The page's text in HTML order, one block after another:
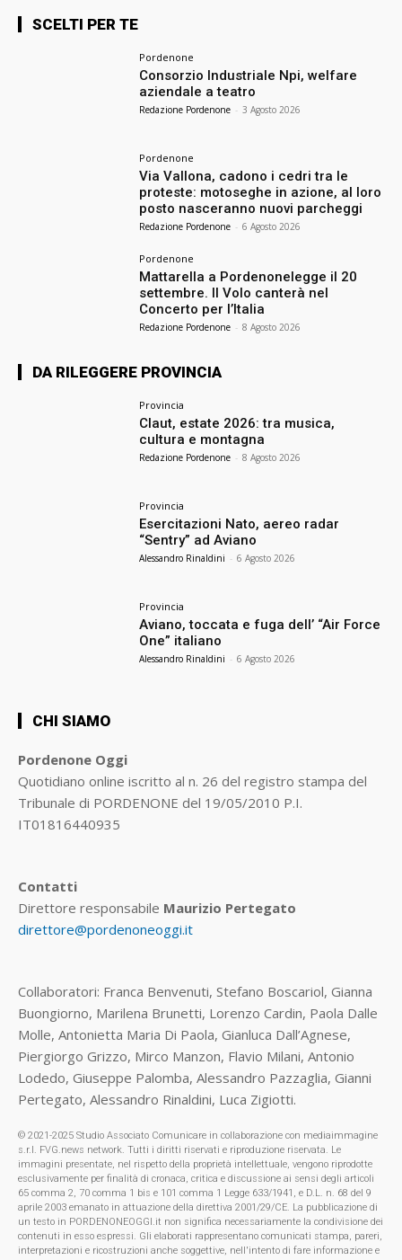
SCELTI PER TE
Pordenone
Consorzio Industriale Npi, welfare
aziendale a teatro
Redazione Pordenone - 3 Agosto 2026
Pordenone
Via Vallona, cadono i cedri tra le
proteste: motoseghe in azione, al loro
posto nasceranno nuovi parcheggi
Redazione Pordenone - 6 Agosto 2026
Pordenone
Mattarella a Pordenonelegge il 20
settembre. Il Volo canterà nel
Concerto per l’Italia
Redazione Pordenone - 8 Agosto 2026
DA RILEGGERE PROVINCIA
Provincia
Claut, estate 2026: tra musica,
cultura e montagna
Redazione Pordenone - 8 Agosto 2026
Provincia
Esercitazioni Nato, aereo radar
“Sentry” ad Aviano
Alessandro Rinaldini - 6 Agosto 2026
Provincia
Aviano, toccata e fuga dell’ “Air Force
One” italiano
Alessandro Rinaldini - 6 Agosto 2026
CHI SIAMO
Pordenone Oggi
Quotidiano online iscritto al n. 26 del registro stampa del
Tribunale di PORDENONE del 19/05/2010 P.I.
IT01816440935
Contatti
Direttore responsabile Maurizio Pertegato
direttore@pordenoneoggi.it
Collaboratori: Franca Benvenuti, Stefano Boscariol, Gianna
Buongiorno, Marilena Brunetti, Lorenzo Cardin, Paola Dalle
Molle, Antonietta Maria Di Paola, Gianluca Dall’Agnese,
Piergiorgo Grizzo, Mirco Manzon, Flavio Milani, Antonio
Lodedo, Giuseppe Palomba, Alessandro Pazzaglia, Gianni
Pertegato, Alessandro Rinaldini, Luca Zigiotti.
© 2021-2025 Studio Associato Comunicare in collaborazione con mediaimmagine
s.r.l. FVG.news network. Tutti i diritti riservati e riproduzione riservata. Le
immagini presentate, nel rispetto della proprietà intellettuale, vengono riprodotte
esclusivamente per finalità di cronaca, critica e discussione ai sensi degli articoli
65 comma 2, 70 comma 1 bis e 101 comma 1 Legge 633/1941, e D.L. n. 68 del 9
aprile 2003 emanato in attuazione della direttiva 2001/29/CE. La pubblicazione di
un testo in PORDENONEOGGI.it non significa necessariamente la condivisione dei
contenuti in esso espressi. Gli elaborati rappresentano comunicati stampa, pareri,
interpretazioni e ricostruzioni anche soggettive, nell'intento di fare informazione e